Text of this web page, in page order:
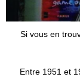
Si vous en
Entre 1951 et